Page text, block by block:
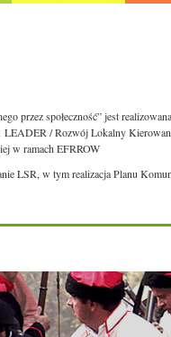
przez społeczność” jest
/ Rozwój Lokalny
w ramach EFRROW
LSR, w tym realizacja Planu